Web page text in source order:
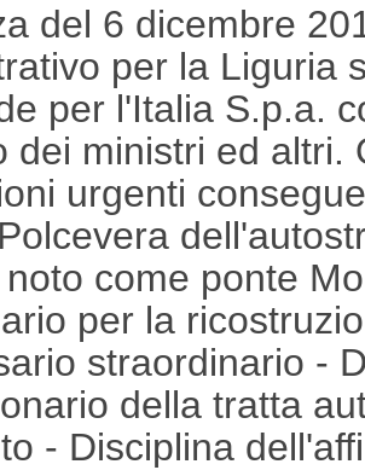
del 6 dicembre
per la Liguria
per l'Italia S.p.a.
dei ministri ed altri.
urgenti
come ponte
per la
straordinario -
della tratta
- Disciplina